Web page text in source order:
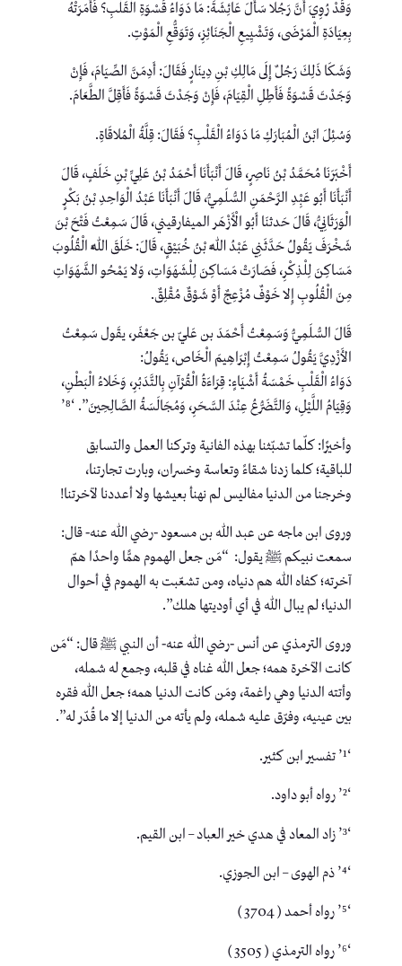
وَقَدْ رُوِيَ أَنَّ رَجُلا سَأَلَ عَائِشَةَ: مَا دَوَاءُ قَسْوَةِ الْقَلْبِ؟ فَأَمَرَتْهُ
بِعِيَادَةِ الْمَرْضَى، وَتَشْيِيعِ الْجَنَائِزِ، وَتَوَقُّعِ الْمَوْتِ.
وَشَكَا ذَلِكَ رَجُلٌ إِلَى مَالِكِ بْنِ دِينَارٍ فَقَالَ: أَدِمَنَّ الصِّيَامَ، فَإِنْ
وَجَدْتَ قَسْوَةً فَأَطِلِ الْقِيَامَ، فَإِنْ وَجَدْتَ قَسْوَةً فَأَقِلَّ الطَّعَامَ.
وَسُئِلَ ابْنُ الْمُبَارَكِ مَا دَوَاءُ الْقَلْبِ؟ فَقَالَ: قِلَّةُ الْمُلاقَاةِ.
أَخْبَرَنَا مُحَمَّدُ بْنُ نَاصِرٍ، قَالَ أَنْبَأَنَا أَحْمَدُ بْنُ عَلِيِّ بْنِ خَلَفٍ، قَالَ
أَنْبَأَنَا أَبُو عَبِْدِ الرَّحْمَنِ السُّلَمِيُّ، قَالَ أَنْبَأَنَا عَبْدُ الْوَاحِدِ بْنُ بَكْرٍ
الْوَرَثَانِيُّ، قَالَ حَدثنَا أَبُو الْأَزْهَر الميفارقيني، قَالَ سَمِعْتُ فَتْحَ بْنَ
شَخْرَفَ يَقُولُ حَدَّثَنِي عَبْدُ اللَّهِ بْنُ خُبَيْقٍ، قَالَ: خَلَقَ اللَّهُ الْقُلُوبَ
مَسَاكِنَ لِلْذِكْرِ، فَصَارَتْ مَسَاكِنَ لِلْشَهَوَاتِ، وَلا يَمْحُو الشَّهَوَاتِ
مِنَ الْقُلُوبِ إِلا خَوْفٌ مُزْعِجٌ أَوْ شَوْقٌ مُقْلِقٌ.
قَالَ السُّلَمِيُّ وَسَمِعْتُ أَحْمَدَ بن عَليّ بن جَعْفَر، يقَول سَمِعْتُ
الأَزْدِيَّ يَقُولُ سَمِعْتُ إِبْرَاهِيمَ الْخَاص، يَقُولُ:
دَوَاءُ الْقَلْبِ خَمْسَةُ أَشْيَاءٍ: قِرَاءَةُ الْقُرْآنِ بِالتَّدَبُرِ، وَخَلاءُ الْبَطْنِ،
وَقِيَامُ اللَّيْلِ، وَالتَّضَرُّعُ عِنْدَ السَّحَرِ، وَمُجَالَسَةُ الصَّالِحِينَ”. ‘⁸’
وأخيرًا: كلّما تشبّثنا بهذه الفانية وتركنا العمل والتسابق
للباقية؛ كلما زدنا شقاءً وتعاسة وخسران، وبارت تجارتنا،
وخرجنا من الدنيا مفاليس لم نهنأ بعيشها ولا أعددنا لآخرتنا!
وروى ابن ماجه عن عبد الله بن مسعود -رضي الله عنه- قال:
سمعت نبيكم ﷺ يقول: “مَن جعل الهموم همًّا واحدًا همّ
آخرته؛ كفاه الله هم دنياه، ومن تشعّبت به الهموم في أحوال
الدنيا؛ لم يبال الله في أي أوديتها هلك”.
وروى الترمذي عن أنس -رضي الله عنه- أن النبي ﷺ قال: “مَن
كانت الآخرة همه؛ جعل الله غناه في قلبه، وجمع له شمله،
وأتته الدنيا وهي راغمة، ومَن كانت الدنيا همه؛ جعل الله فقره
بين عينيه، وفرّق عليه شمله، ولم يأته من الدنيا إلا ما قُدّر له”.
‘¹’ تفسير ابن كثير.
‘²’ رواه أبو داود.
‘³’ زاد المعاد في هدي خير العباد – ابن القيم.
‘⁴’ ذم الهوى – ابن الجوزي.
‘⁵’ رواه أحمد ( 3704 )
‘⁶’ رواه الترمذي ( 3505 )